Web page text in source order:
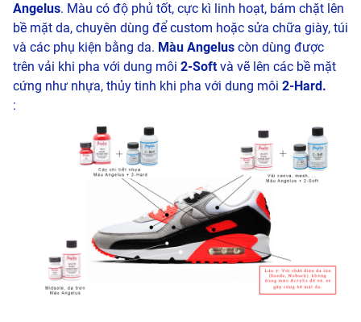
Angelus. Màu có độ phủ tốt, cực kì linh hoạt, bám chặt lên
bề mặt da, chuyên dùng để custom hoặc sửa chữa giày, túi
và các phụ kiện bằng da. Màu Angelus còn dùng được
trên vải khi pha với dung môi 2-Softvà vẽ lên các bề mặt
cứng như nhựa, thủy tinh khi pha với dung môi 2-Hard.
: